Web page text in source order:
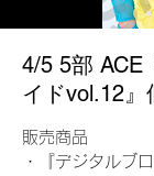
4/5 5部 ACE
イドvol.12
販売商品
・『デジタルブ